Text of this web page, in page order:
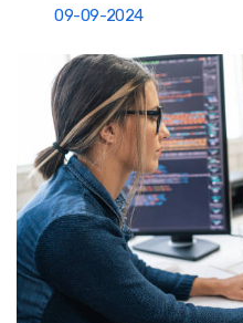
09-09-2024